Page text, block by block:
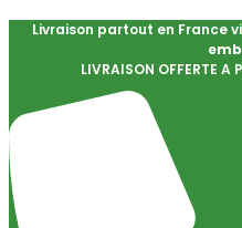
Livraison partout en France
LIVRAISON OFFERTE A